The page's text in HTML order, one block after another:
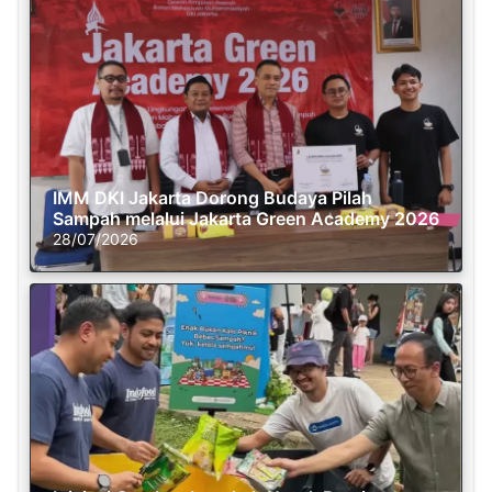
IMM DKI Jakarta Dorong Budaya Pilah
Sampah melalui Jakarta Green Academy 2026
28/07/2026